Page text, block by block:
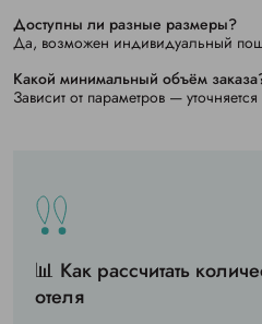
Доступны ли разные размеры?
Да, возможен индивидуальный
Какой минимальный объём
Зависит от параметров —
📊 Как рассчитать
отеля